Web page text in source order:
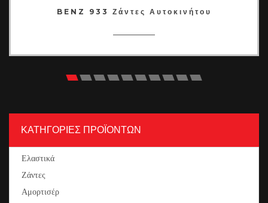
BENZ 933 Ζάντες Αυτοκινήτου
ΚΑΤΗΓΟΡΙΕΣ ΠΡΟΪΟΝΤΩΝ
Ελαστικά
Ζάντες
Αμορτισέρ